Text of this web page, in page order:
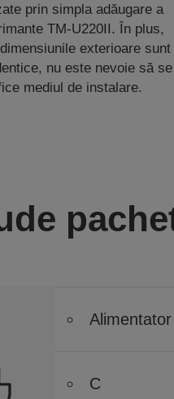
prin simpla adăugare a
TM-U220II. În plus,
exterioare sunt
nu este nevoie să se
mediul de instalare.
Alimentator
C